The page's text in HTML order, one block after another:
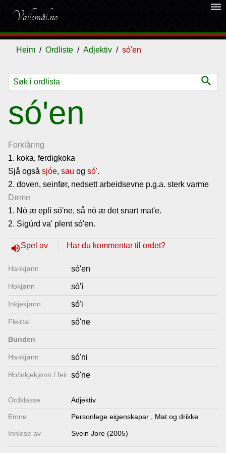
Vallemål.no
dehaze
Heim Ordliste Adjektiv só'en
search
só'en
Forklåring
1. koka, ferdigkoka
Sjå også sjóe, sau og só'.
2. doven, seinfør, nedsett arbeidsevne p.g.a. sterk varme
Døme
1. Nò æ eplí só'ne, så nò æ det snart mat'e.
2. Sigúrd va' plent só'en.
volume_upSpel av Har du kommentar til ordet?
Hankjønn só'en
Hokjønn só'í
Inkjekjønn só'i
Fleirtal só'ne
Bunden
Hankjønn só'ni
Ho/inkjekjønn / feirtal
só'ne
Ordklasse Adjektiv
Emne Personlege eigenskapar, Mat og drikke
Innlese av Svein Jore (2005)
Ordliste
Om
vallemålet
Gjestebok
Nyhende
Lenkjer
Kontakt
oss